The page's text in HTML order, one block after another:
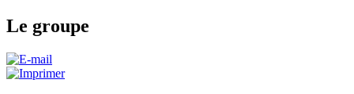
Le groupe